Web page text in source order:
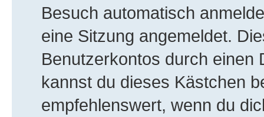
Besuch automatisch
eine Sitzung angemeldet.
Benutzerkontos durch einen
kannst du dieses Kästchen
empfehlenswert, wenn du